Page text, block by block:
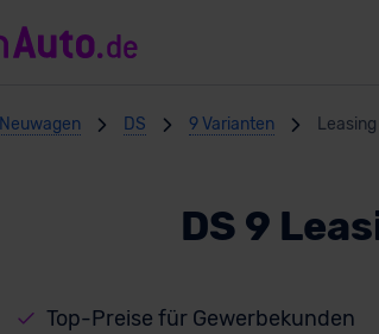
Neuwagen DS 9 Varianten Leasing
DS 9
Top-Preise für Gewerbekunden